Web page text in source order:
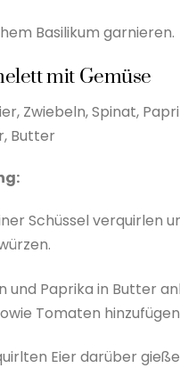
Basilikum garnieren.
mit Gemüse
Zwiebeln, Spinat,
Butter
Schüssel verquirlen
und Paprika in Butter
Tomaten
Eier darüber